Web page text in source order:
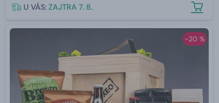
U VÁS:ZAJTRA 7. 8.
-20 %